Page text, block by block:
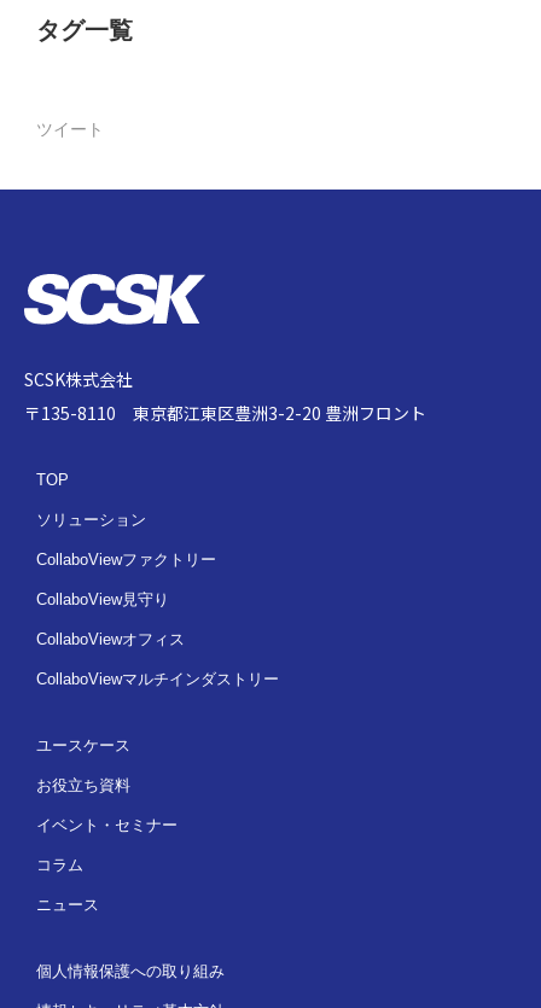
タグ一覧
ツイート
SCSK株式会社
〒135-8110 東京都江東区豊洲3-2-20 豊洲フロント
TOP
ソリューション
CollaboViewファクトリー
CollaboView見守り
CollaboViewオフィス
CollaboViewマルチインダストリー
ユースケース
お役立ち資料
イベント・セミナー
コラム
ニュース
個人情報保護への取り組み